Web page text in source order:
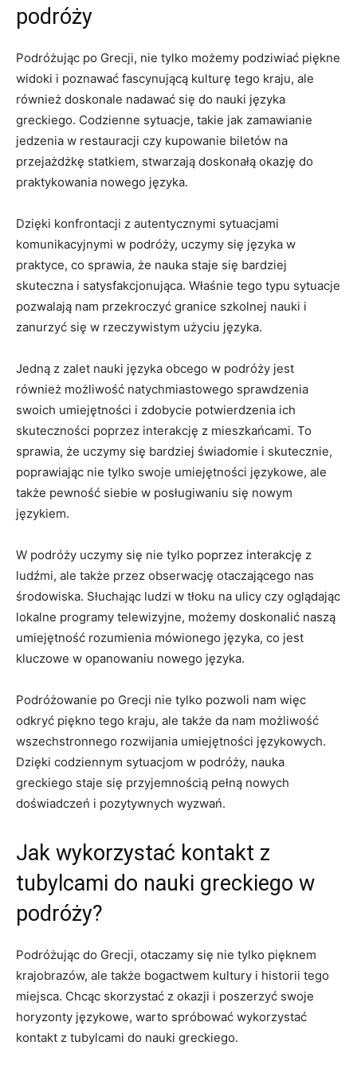
podróży
Podróżując‌ po Grecji, nie tylko możemy ‍podziwiać‌ piękne
widoki i poznawać fascynującą kulturę tego kraju, ale
również doskonale nadawać się do nauki języka
greckiego. Codzienne sytuacje,​ takie jak zamawianie​
jedzenia w restauracji⁤ czy kupowanie biletów na
przejażdżkę statkiem, stwarzają doskonałą okazję do
praktykowania nowego języka.
Dzięki konfrontacji​ z‍ autentycznymi sytuacjami
komunikacyjnymi w podróży, ⁢uczymy się języka w
praktyce, co ‌sprawia, że nauka staje się bardziej
skuteczna ⁣i satysfakcjonująca. Właśnie tego typu sytuacje
pozwalają nam przekroczyć granice szkolnej nauki i
zanurzyć się w⁣ rzeczywistym użyciu języka.
Jedną z zalet​ nauki ⁣języka obcego w podróży jest
również możliwość ⁣natychmiastowego sprawdzenia
swoich umiejętności i zdobycie ​potwierdzenia ich​
skuteczności poprzez interakcję z mieszkańcami. To
sprawia, że uczymy się bardziej świadomie i skutecznie,
poprawiając nie tylko swoje umiejętności językowe,⁣ ale
także pewność siebie w posługiwaniu się nowym⁤
językiem.
W podróży uczymy się nie ​tylko poprzez interakcję z
ludźmi, ale także ⁣przez obserwację otaczającego nas
środowiska. Słuchając ludzi ‍w tłoku na ulicy czy oglądając
lokalne programy ‌telewizyjne, możemy doskonalić naszą
umiejętność rozumienia mówionego ‍języka, co jest
kluczowe w⁤ opanowaniu nowego ​języka.
Podróżowanie po ​Grecji nie tylko pozwoli‍ nam więc⁤
odkryć piękno tego kraju, ale także da‌ nam możliwość
wszechstronnego rozwijania umiejętności językowych.
Dzięki codziennym sytuacjom w podróży, nauka
‌greckiego ⁤staje się ⁢przyjemnością pełną⁢ nowych
doświadczeń i‍ pozytywnych ⁣wyzwań.
Jak wykorzystać ⁢kontakt z
tubylcami do nauki greckiego w‌
podróży?
Podróżując do Grecji, otaczamy się ​nie​ tylko pięknem​
krajobrazów, ale⁤ także ​bogactwem ⁣kultury i historii⁣ tego
miejsca. Chcąc skorzystać z okazji i poszerzyć swoje
horyzonty językowe, warto spróbować wykorzystać
kontakt z tubylcami do nauki greckiego.